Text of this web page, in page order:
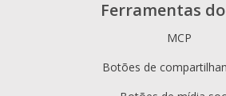
Ferramentas
MCP
Botões de